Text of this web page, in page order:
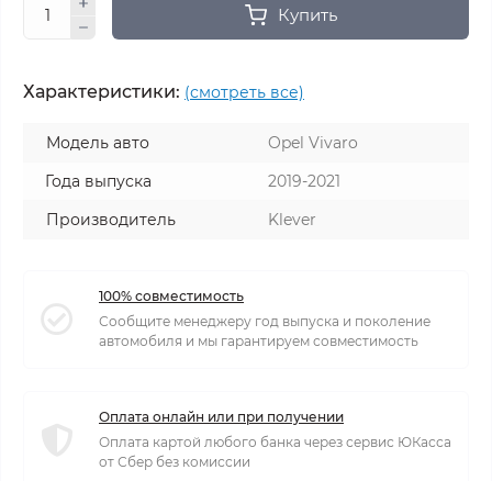
Купить
Характеристики: (смотреть все)
Модель авто
Opel Vivaro
Года выпуска
2019-2021
Производитель
Klever
100% совместимость
Сообщите менеджеру год выпуска и поколение
автомобиля и мы гарантируем совместимость
Оплата онлайн или при получении
Оплата картой любого банка через сервис ЮКасса
от Сбер без комиссии